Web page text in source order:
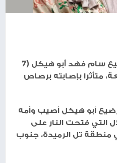
-استشهد الرضيع سام فهد أبو هيكل (7
متأثرا بإصابته برصاص
أبو هيكل أصيب وأمه
التي فتحت النار على
تل الرميدة، جنوب